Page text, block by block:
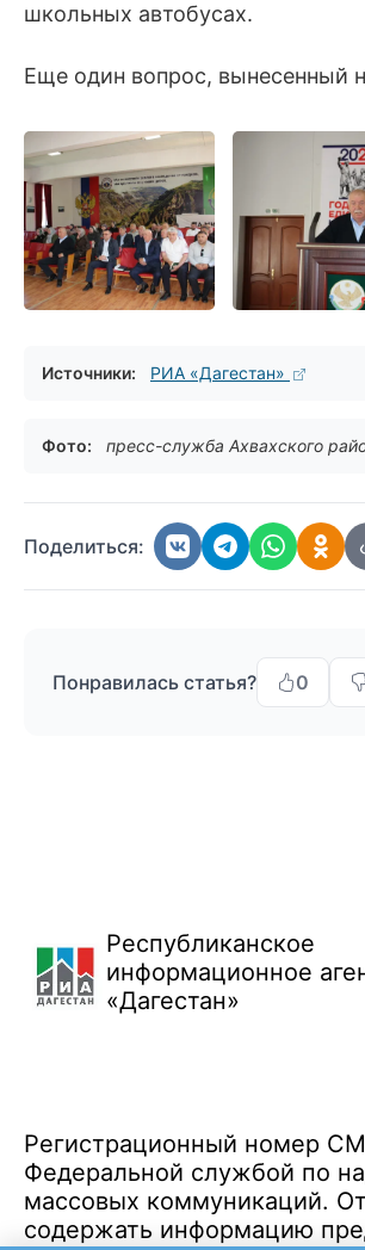
школьных автобусах.
Еще один вопрос, вынесенный
Источники: РИА «Дагестан»
Фото: пресс-служба Ахвахского
Поделиться:
Понравилась статья? 0
Республиканское
информационное
«Дагестан»
Регистрационный номер
Федеральной службой по
массовых коммуникаций.
содержать информацию